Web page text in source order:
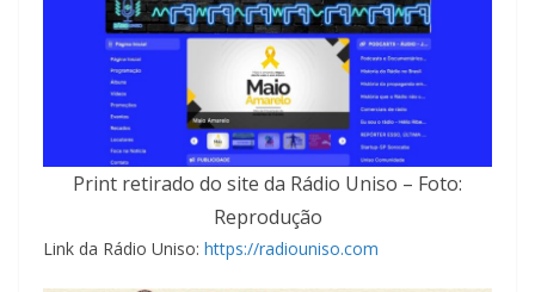
Print retirado do site da Rádio Uniso – Foto:
Reprodução
Link da Rádio Uniso: https://radiouniso.com